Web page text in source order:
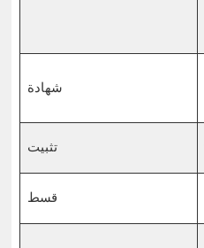
شهادة
تثبيت
قسط